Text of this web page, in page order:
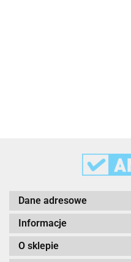
Dane adresowe
Informacje
O sklepie